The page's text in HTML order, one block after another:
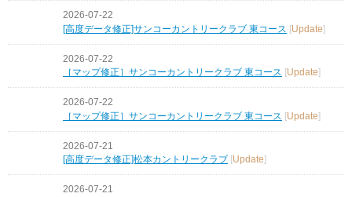
2026-07-22
[高度データ修正]サンコーカントリークラブ 東コース [Update]
2026-07-22
［マップ修正］サンコーカントリークラブ 東コース [Update]
2026-07-22
［マップ修正］サンコーカントリークラブ 東コース [Update]
2026-07-21
[高度データ修正]松本カントリークラブ [Update]
2026-07-21